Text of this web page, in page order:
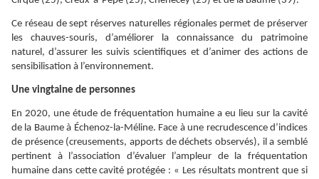
Ce réseau de sept réserves naturelles régionales permet de préserver
les chauves-souris, d’améliorer la connaissance du patrimoine
naturel, d’assurer les suivis scientifiques et d’animer des actions de
sensibilisation à l’environnement.
Une vingtaine de personnes
En 2020, une étude de fréquentation humaine a eu lieu sur la cavité
de la Baume à Échenoz-la-Méline. Face à une recrudescence d’indices
de présence (creusements, apports de déchets observés), il a semblé
pertinent à l’association d’évaluer l’ampleur de la fréquentation
humaine dans cette cavité protégée : « Les résultats montrent que si